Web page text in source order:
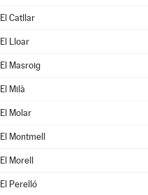
El Catllar
El Lloar
El Masroig
El Milà
El Molar
El Montmell
El Morell
El Perelló